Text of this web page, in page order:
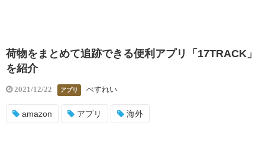
荷物をまとめて追跡できる便利アプリ「17TRACK」
を紹介
2021/12/22 アプリ べすれい
amazon アプリ 海外